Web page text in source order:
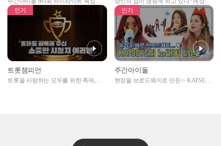
자아이돌편 예고
못한 곳에서 일어나는 불법촬영 범죄!
인기
트롯챔피언
트롯을 사랑하는 모두를 위한 축제,
인기
주간아이돌
현장을 브로드웨이로 만든✨ KATSEYE